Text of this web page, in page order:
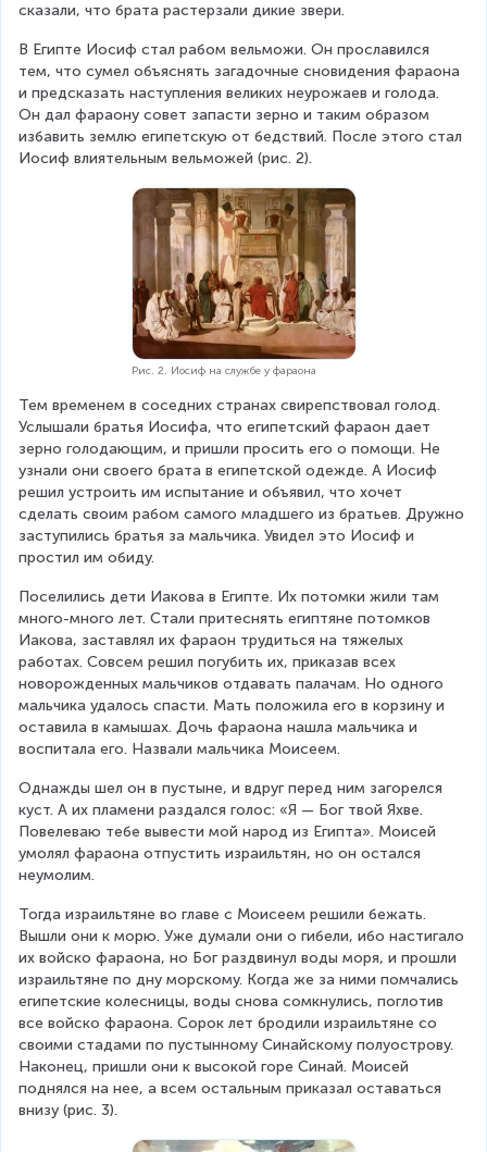
сказали, что брата растерзали дикие звери.
В Египте Иосиф стал рабом вельможи. Он прославился
тем, что сумел объяснять загадочные сновидения фараона
и предсказать наступления великих неурожаев и голода.
Он дал фараону совет запасти зерно и таким образом
избавить землю египетскую от бедствий. После этого стал
Иосиф влиятельным вельможей (рис. 2).
Рис. 2. Иосиф на службе у фараона
Тем временем в соседних странах свирепствовал голод.
Услышали братья Иосифа, что египетский фараон дает
зерно голодающим, и пришли просить его о помощи. Не
узнали они своего брата в египетской одежде. А Иосиф
решил устроить им испытание и объявил, что хочет
сделать своим рабом самого младшего из братьев. Дружно
заступились братья за мальчика. Увидел это Иосиф и
простил им обиду.
Поселились дети Иакова в Египте. Их потомки жили там
много-много лет. Стали притеснять египтяне потомков
Иакова, заставлял их фараон трудиться на тяжелых
работах. Совсем решил погубить их, приказав всех
новорожденных мальчиков отдавать палачам. Но одного
мальчика удалось спасти. Мать положила его в корзину и
оставила в камышах. Дочь фараона нашла мальчика и
воспитала его. Назвали мальчика Моисеем.
Однажды шел он в пустыне, и вдруг перед ним загорелся
куст. А их пламени раздался голос: «Я — Бог твой Яхве.
Повелеваю тебе вывести мой народ из Египта». Моисей
умолял фараона отпустить израильтян, но он остался
неумолим.
Тогда израильтяне во главе с Моисеем решили бежать.
Вышли они к морю. Уже думали они о гибели, ибо настигало
их войско фараона, но Бог раздвинул воды моря, и прошли
израильтяне по дну морскому. Когда же за ними помчались
египетские колесницы, воды снова сомкнулись, поглотив
все войско фараона. Сорок лет бродили израильтяне со
своими стадами по пустынному Синайскому полуострову.
Наконец, пришли они к высокой горе Синай. Моисей
поднялся на нее, а всем остальным приказал оставаться
внизу (рис. 3).